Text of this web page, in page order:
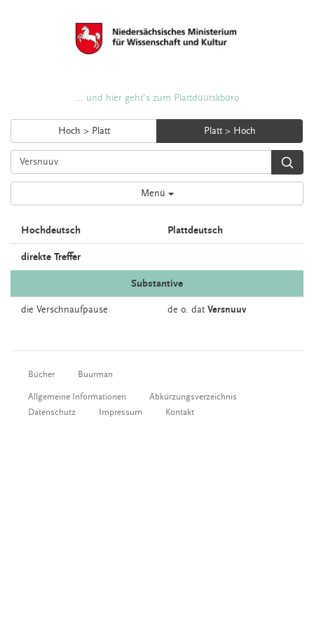
... und hier geht's zum Plattdüütskbüro
Hoch > Platt Platt > Hoch
Menü
Hochdeutsch Plattdeutsch
direkte Treffer
Substantive
die Verschnaufpause de o. dat Versnuuv
Bücher Buurman
Allgemeine Informationen
Abkürzungsverzeichnis
Datenschutz
Impressum Kontakt